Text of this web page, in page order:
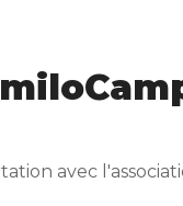
avec